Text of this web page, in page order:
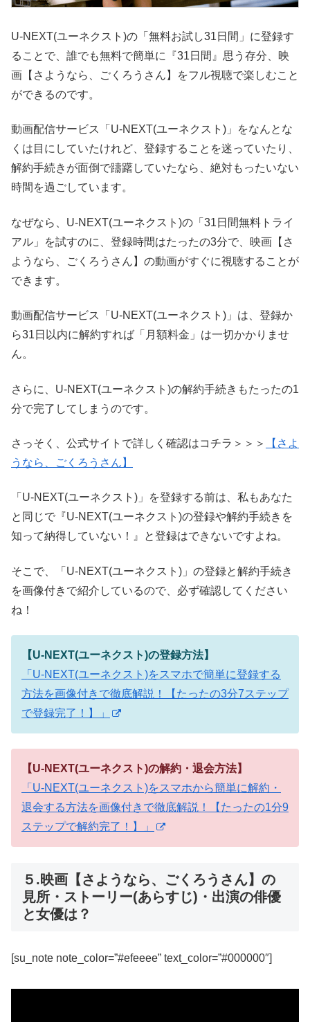
U-NEXT(ユーネクスト)の「無料お試し31日間」に登録す
ることで、誰でも無料で簡単に『31日間』思う存分、映
画【さようなら、ごくろうさん】をフル視聴で楽しむこと
ができるのです。
動画配信サービス「U-NEXT(ユーネクスト)」をなんとな
くは目にしていたけれど、登録することを迷っていたり、
解約手続きが面倒で躊躇していたなら、絶対もったいない
時間を過ごしています。
なぜなら、U-NEXT(ユーネクスト)の「31日間無料トライ
アル」を試すのに、登録時間はたったの3分で、映画【さ
ようなら、ごくろうさん】の動画がすぐに視聴することが
できます。
動画配信サービス「U-NEXT(ユーネクスト)」は、登録か
ら31日以内に解約すれば「月額料金」は一切かかりませ
ん。
さらに、U-NEXT(ユーネクスト)の解約手続きもたったの1
分で完了してしまうのです。
さっそく、公式サイトで詳しく確認はコチラ＞＞＞
【さよ
うなら、ごくろうさん】
「U-NEXT(ユーネクスト)」を登録する前は、私もあなた
と同じで『U-NEXT(ユーネクスト)の登録や解約手続きを
知って納得していない！』と登録はできないですよね。
そこで、「U-NEXT(ユーネクスト)」の登録と解約手続き
を画像付きで紹介しているので、必ず確認してください
ね！
【U-NEXT(ユーネクスト)の登録方法】
「U-NEXT(ユーネクスト)をスマホで簡単に登録する
方法を画像付きで徹底解説！【たったの3分7ステップ
で登録完了！】」
【U-NEXT(ユーネクスト)の解約・退会方法】
「U-NEXT(ユーネクスト)をスマホから簡単に解約・
退会する方法を画像付きで徹底解説！【たったの1分9
ステップで解約完了！】」
５.映画【さようなら、ごくろうさん】の
見所・ストーリー(あらすじ)・出演の俳優
と女優は？
[su_note note_color=”#efeeee” text_color=”#000000″]